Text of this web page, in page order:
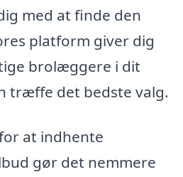
med at finde den
platform giver dig
brolæggere i dit
træffe det bedste valg.
at indhente
gør det nemmere